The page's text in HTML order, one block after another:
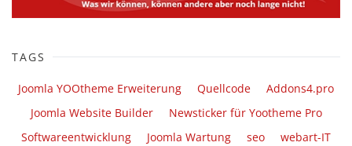
TAGS
Joomla YOOtheme Erweiterung Quellcode
Addons4.pro
Joomla Website Builder
Newsticker für Yootheme Pro
Softwareentwicklung
Joomla Wartung seo
webart-IT